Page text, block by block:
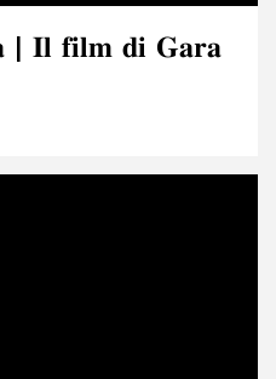
𝐈𝐥 𝐟𝐢𝐥𝐦 𝐝𝐢 𝐆𝐚𝐫𝐚